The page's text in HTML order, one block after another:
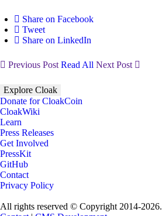
Share on Facebook
Tweet
Share on LinkedIn
Previous Post Read All Next Post
Explore Cloak
Donate for CloakCoin
CloakWiki
Learn
Press Releases
Get Involved
PressKit
GitHub
Contact
Privacy Policy
All rights reserved © Copyright 2014-2026.